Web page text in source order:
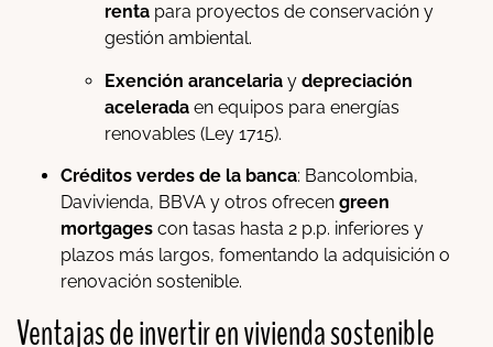
renta para proyectos de conservación y
gestión ambiental.
Exención arancelaria y depreciación
acelerada en equipos para energías
renovables (Ley 1715).
Créditos verdes de la banca: Bancolombia,
Davivienda, BBVA y otros ofrecen green
mortgages con tasas hasta 2 p.p. inferiores y
plazos más largos, fomentando la adquisición o
renovación sostenible.
Ventajas de invertir en vivienda sostenible